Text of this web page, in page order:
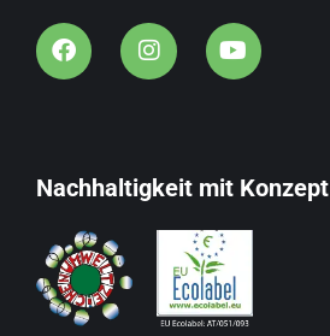
Nachhaltigkeit mit Konzept